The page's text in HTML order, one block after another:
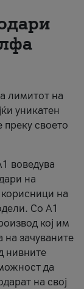
лимитот на
уникатен
своето
воведува
на
корисници на
Со A1
кој им
зачуваните
нивните
да
на свој